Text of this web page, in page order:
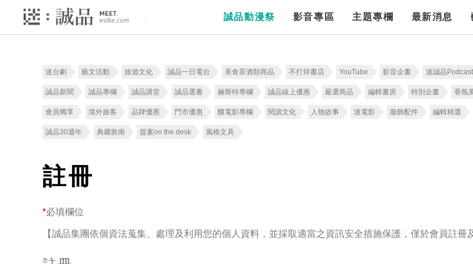
誠品動漫祭 影音專區 主題專欄 最新消息
迷台劇 藝文活動 旅遊文化 誠品一日電台 美食茶酒類商品 不打烊書店 YouTube 影音企畫 迷誠品Podcast
誠品新聞 誠品專欄 誠品講堂 誠品選書 赫斯特專欄 誠品線上優惠 嚴選商品 編輯書房 特別企畫 香氛
會員獨享 境外旅客 品牌優惠 門市優惠 釀電影專欄 閱讀文化 人物故事 迷電影 服飾配件 編輯精選
誠品30週年 典藏敦南 提案on the desk 風格文具
註冊
*必填欄位
【誠品集團依個資法蒐集、處理及利用您的個人資料，並採取適當之資訊安全措施保護，僅於會員註冊